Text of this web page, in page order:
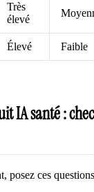
Très
élevé
Élevé Faible
IA santé :
posez ces